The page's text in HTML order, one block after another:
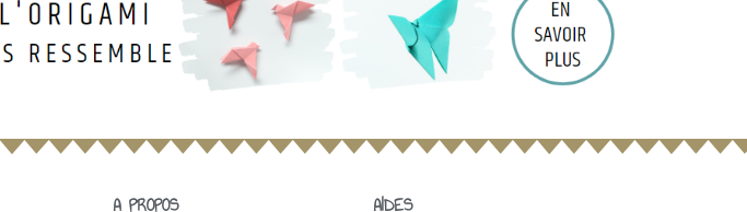
A PROPOS AIDES